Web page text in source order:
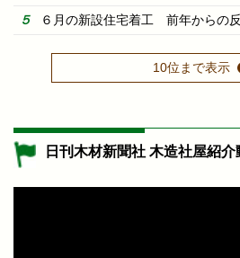
６月の新設住宅着工 前年からの
10位まで表示
日刊木材新聞社 木造社屋紹介